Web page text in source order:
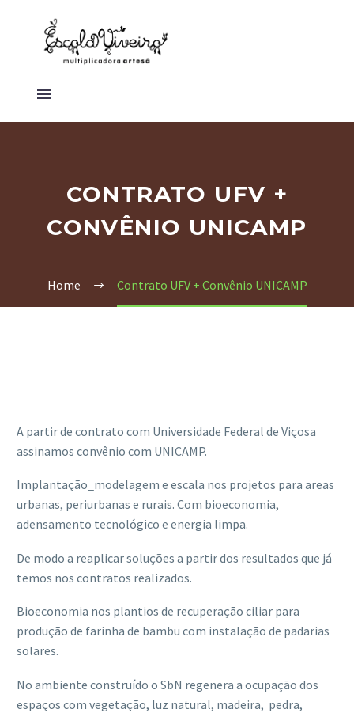
CONTRATO UFV +
CONVÊNIO UNICAMP
Home Contrato UFV + Convênio UNICAMP
A partir de contrato com Universidade Federal de Viçosa
assinamos convênio com UNICAMP.
Implantação_modelagem e escala nos projetos para areas
urbanas, periurbanas e rurais. Com bioeconomia,
adensamento tecnológico e energia limpa.
De modo a reaplicar soluções a partir dos resultados que já
temos nos contratos realizados.
Bioeconomia nos plantios de recuperação ciliar para
produção de farinha de bambu com instalação de padarias
solares.
No ambiente construído o SbN regenera a ocupação dos
espaços com vegetação, luz natural, madeira, pedra,